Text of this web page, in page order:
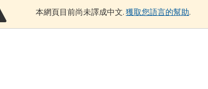
本網頁目前尚未譯成中文.獲取您語言的幫助.